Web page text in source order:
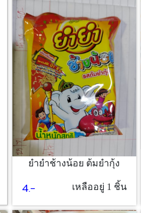
ยำยำช้างน้อย ต้มยำกุ้ง
4.- เหลืออยู่ 1 ชิ้น